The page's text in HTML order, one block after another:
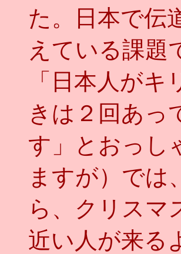
た。日本で伝
えている課題
「日本人が
きは２回あっ
す」とおっし
ますが）では
ら、クリスマ
近い人が来る